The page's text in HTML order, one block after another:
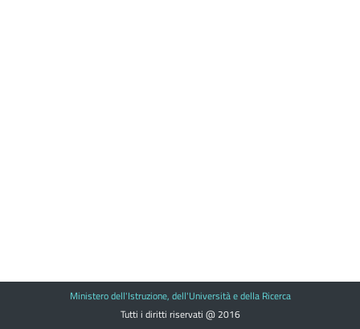
Ministero dell'Istruzione, dell'Università e della Ricerca
Tutti i diritti riservati @ 2016